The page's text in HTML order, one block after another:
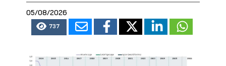
05/08/2026
737